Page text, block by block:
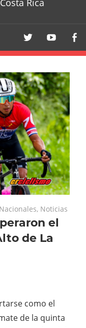
Rica
Nacionales, Noticias
el
de La
como el
de la quinta